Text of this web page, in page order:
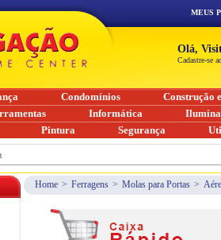
Home > Ferragens > Molas para Portas >
MEUS
Olá,
Cadastre-se
Condomínios
Construção
Informática
Pintura Segurança